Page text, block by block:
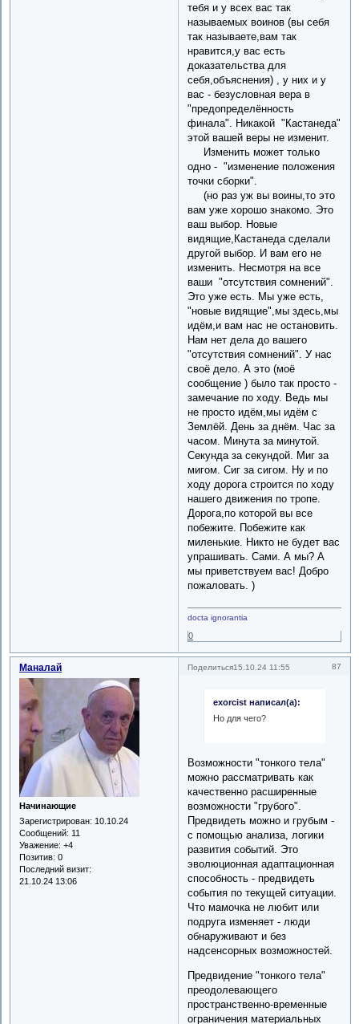
тебя и у всех вас так
называемых воинов (вы себя
так называете,вам так
нравится,у вас есть
доказательства для
себя,объяснения) , у них и у
вас - безусловная вера в
"предопределённость
финала". Никакой "Кастанеда"
этой вашей веры не изменит.
Изменить может только
одно - "изменение положения
точки сборки".
(но раз уж вы воины,то это
вам уже хорошо знакомо. Это
ваш выбор. Новые
видящие,Кастанеда сделали
другой выбор. И вам его не
изменить. Несмотря на все
ваши "отсутствия сомнений".
Это уже есть. Мы уже есть,
"новые видящие",мы здесь,мы
идём,и вам нас не остановить.
Нам нет дела до вашего
"отсутствия сомнений". У нас
своё дело. А это (моё
сообщение ) было так просто -
замечание по ходу. Ведь мы
не просто идём,мы идём с
Землёй. День за днём. Час за
часом. Минута за минутой.
Секунда за секундой. Миг за
мигом. Сиг за сигом. Ну и по
ходу дорога строится по ходу
нашего движения по тропе.
Дорога,по которой вы все
побежите. Побежите как
миленькие. Никто не будет вас
упрашивать. Сами. А мы? А
мы приветствуем вас! Добро
пожаловать. )
docta ignorantia
0
Поделиться 87
15.10.24 11:55
Маналай
Начинающие
Зарегистрирован: 10.10.24
Сообщений: 11
Уважение: +4
Позитив: 0
Последний визит:
21.10.24 13:06
exorcist написал(а):
Но для чего?
Возможности "тонкого тела"
можно рассматривать как
качественно расширенные
возможности "грубого".
Предвидеть можно и грубым -
с помощью анализа, логики
развития событий. Это
эволюционная адаптационная
способность - предвидеть
события по текущей ситуации.
Что мамочка не любит или
подруга изменяет - люди
обнаруживают и без
надсенсорных возможностей.
Предвидение "тонкого тела"
преодолевающего
пространственно-временные
ограничения материальных